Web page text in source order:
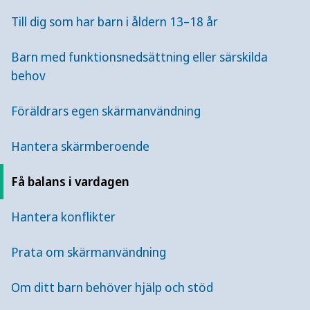
Till dig som har barn i åldern 13–18 år
Barn med funktionsnedsättning eller särskilda
behov
Föräldrars egen skärmanvändning
Hantera skärmberoende
Få balans i vardagen
Hantera konflikter
Prata om skärmanvändning
Om ditt barn behöver hjälp och stöd
Film om balans mellan
skärmtiden
Dygnshjul som stöd för att